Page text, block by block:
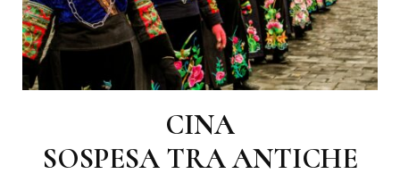
CINA
SOSPESA TRA ANTICHE